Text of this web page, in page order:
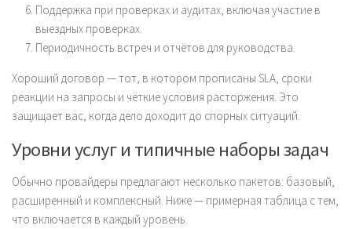
Поддержка при проверках и аудитах, включая участие в
выездных проверках.
Периодичность встреч и отчётов для руководства.
Хороший договор — тот, в котором прописаны SLA, сроки
реакции на запросы и чёткие условия расторжения. Это
защищает вас, когда дело доходит до спорных ситуаций.
Уровни услуг и типичные наборы задач
Обычно провайдеры предлагают несколько пакетов: базовый,
расширенный и комплексный. Ниже — примерная таблица с тем,
что включается в каждый уровень.